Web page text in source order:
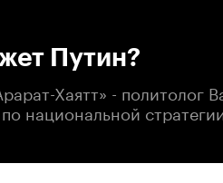
Путин?
Хаятт» - политолог
национальной